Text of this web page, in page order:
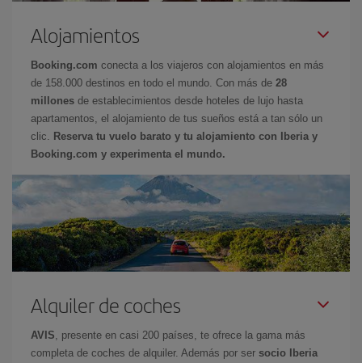
Alojamientos
Booking.com conecta a los viajeros con alojamientos en más
de 158.000 destinos en todo el mundo. Con más de 28
millones de establecimientos desde hoteles de lujo hasta
apartamentos, el alojamiento de tus sueños está a tan sólo un
clic.
Reserva tu vuelo barato y tu alojamiento con Iberia y
Booking.com y experimenta el mundo.
Alquiler de coches
AVIS , presente en casi 200 países, te ofrece la gama más
completa de coches de alquiler. Además por ser socio Iberia